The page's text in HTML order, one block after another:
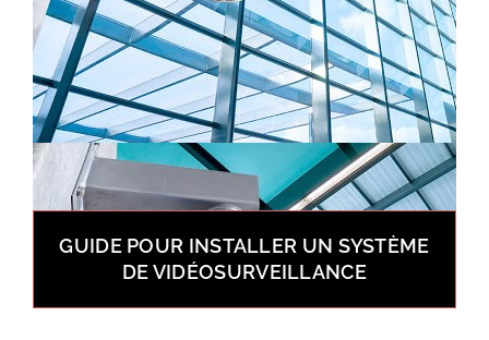
GUIDE POUR INSTALLER UN SYSTÈME
DE VIDÉOSURVEILLANCE